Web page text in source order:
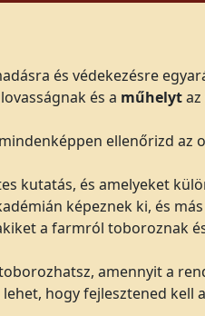
és védekezésre
és a műhelyt
ellenőrizd az
kutatás, és amelyeket
képeznek ki, és
a farmról toboroznak
amennyit a
hogy fejlesztened kell